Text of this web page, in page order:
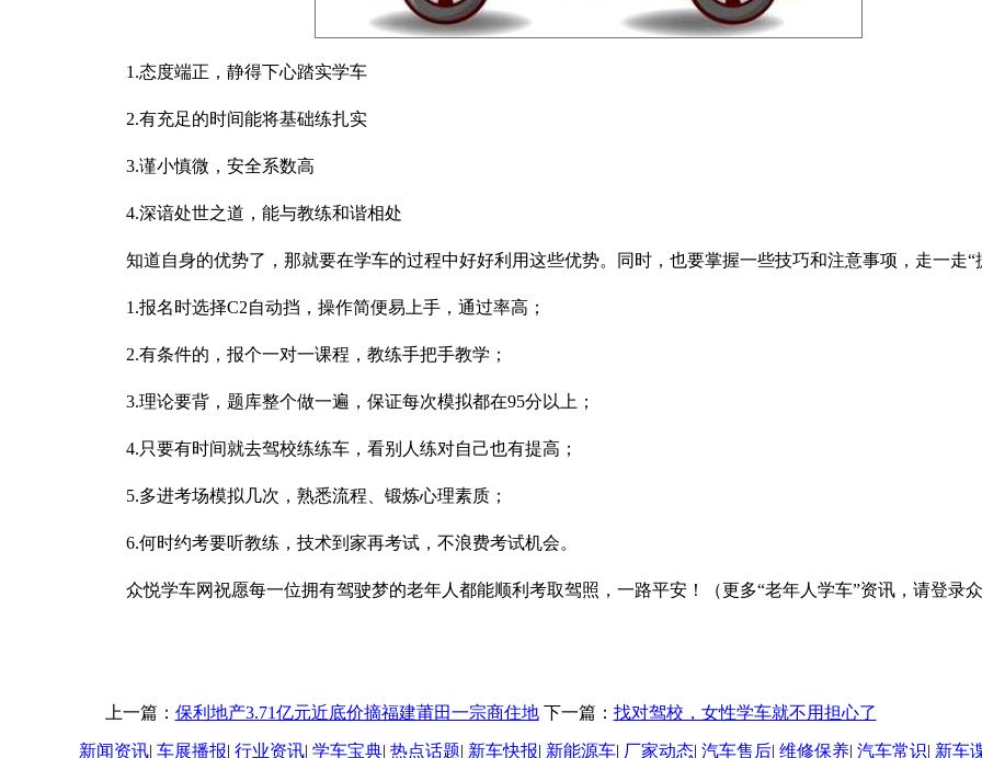
1.态度端正，静得下心踏实学车
2.有充足的时间能将基础练扎实
3.谨小慎微，安全系数高
4.深谙处世之道，能与教练和谐相处
知道自身的优势了，那就要在学车的过程中好好利用这些优势。同时，也要掌握一些技巧和注意事项，走一走“
1.报名时选择C2自动挡，操作简便易上手，通过率高；
2.有条件的，报个一对一课程，教练手把手教学；
3.理论要背，题库整个做一遍，保证每次模拟都在95分以上；
4.只要有时间就去驾校练练车，看别人练对自己也有提高；
5.多进考场模拟几次，熟悉流程、锻炼心理素质；
6.何时约考要听教练，技术到家再考试，不浪费考试机会。
众悦学车网祝愿每一位拥有驾驶梦的老年人都能顺利考取驾照，一路平安！（更多“老年人学车”资讯，请登录
上一篇： 保利地产3.71亿元近底价摘福建莆田一宗商住地下一篇： 找对驾校，女性学车就不用担心了
新闻资讯| 车展播报| 行业资讯| 学车宝典| 热点话题| 新车快报| 新能源车| 厂家动态| 汽车售后| 维修保养| 汽车常识| 新车